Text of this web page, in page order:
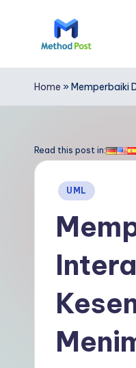
M
e
h
In
Home » Memperbaiki
Read this post in:
Posted
UML